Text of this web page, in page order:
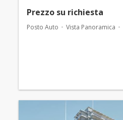
Prezzo su richiesta
Posto Auto Vista Panoramica